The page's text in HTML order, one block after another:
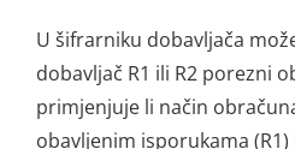
U šifrarniku dobavljača
dobavljač R1 ili R2 porezni
primjenjuje li način
obavljenim isporukama